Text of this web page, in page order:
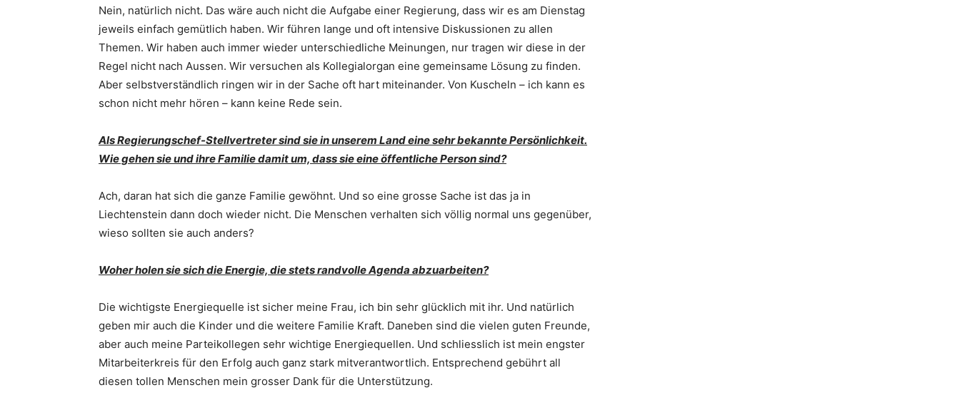
Nein, natürlich nicht. Das wäre auch nicht die Aufgabe einer Regierung, dass wir es am Dienstag
jeweils einfach gemütlich haben. Wir führen lange und oft intensive Diskussionen zu allen
Themen. Wir haben auch immer wieder unterschiedliche Meinungen, nur tragen wir diese in der
Regel nicht nach Aussen. Wir versuchen als Kollegialorgan eine gemeinsame Lösung zu finden.
Aber selbstverständlich ringen wir in der Sache oft hart miteinander. Von Kuscheln – ich kann es
schon nicht mehr hören – kann keine Rede sein.
Als Regierungschef-Stellvertreter sind sie in unserem Land eine sehr bekannte Persönlichkeit.
Wie gehen sie und ihre Familie damit um, dass sie eine öffentliche Person sind?
Ach, daran hat sich die ganze Familie gewöhnt. Und so eine grosse Sache ist das ja in
Liechtenstein dann doch wieder nicht. Die Menschen verhalten sich völlig normal uns gegenüber,
wieso sollten sie auch anders?
Woher holen sie sich die Energie, die stets randvolle Agenda abzuarbeiten?
Die wichtigste Energiequelle ist sicher meine Frau, ich bin sehr glücklich mit ihr. Und natürlich
geben mir auch die Kinder und die weitere Familie Kraft. Daneben sind die vielen guten Freunde,
aber auch meine Parteikollegen sehr wichtige Energiequellen. Und schliesslich ist mein engster
Mitarbeiterkreis für den Erfolg auch ganz stark mitverantwortlich. Entsprechend gebührt all
diesen tollen Menschen mein grosser Dank für die Unterstützung.